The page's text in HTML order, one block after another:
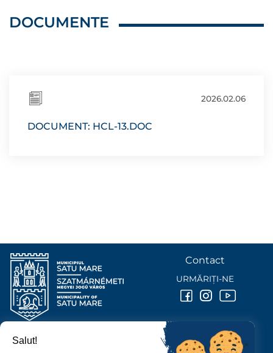
DOCUMENTE
2026.02.06
DOCUMENT: HCL-13.DOC
PRIMĂRIA MUNICIPIULUI
Contact
URMĂRIȚI-NE
Salut!